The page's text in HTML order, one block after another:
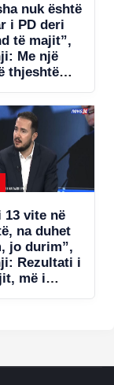
nuk është
i PD deri
të majit”,
Me një
thjeshtë
por s’ia
avantazh
(VIDEO)
13 vite në
na duhet
jo durim”,
Rezultati i
më i